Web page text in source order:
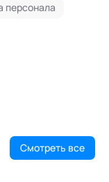
персонала
Смотреть все